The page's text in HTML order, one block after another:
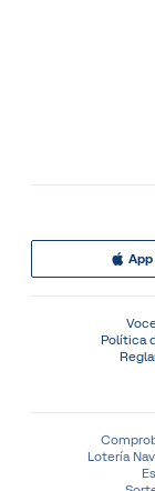
Política
Lotería